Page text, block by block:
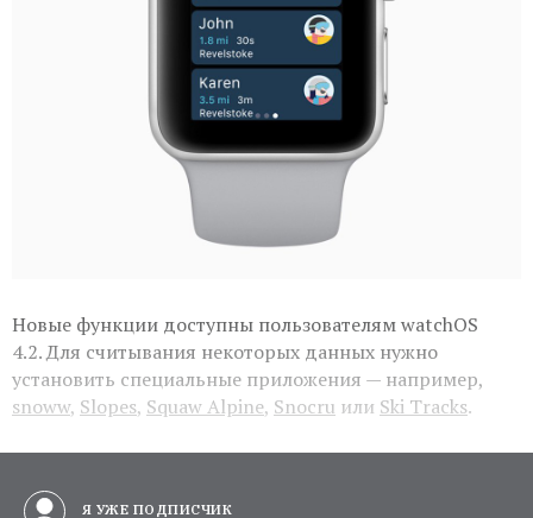
Новые функции доступны пользователям watchOS
4.2. Для считывания некоторых данных нужно
установить специальные приложения — например,
snoww, Slopes, Squaw Alpine, Snocru или Ski Tracks.
Я УЖЕ ПОДПИСЧИК